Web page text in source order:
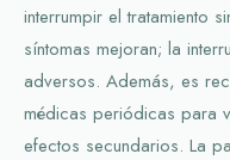
interrumpir el tratamiento
síntomas mejoran; la
adversos. Además, es
médicas periódicas para
efectos secundarios. La